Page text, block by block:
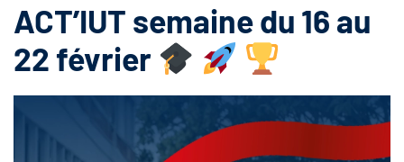
ACT’IUT semaine du 16 au
22 février